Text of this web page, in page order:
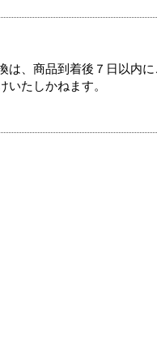
は、商品到着後７日以内
いたしかねます。